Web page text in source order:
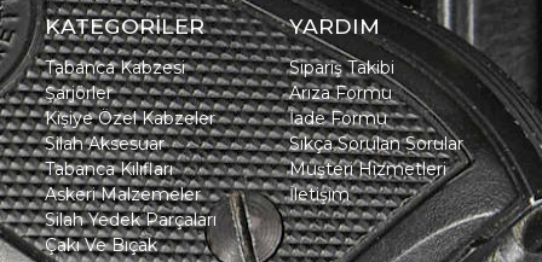
KATEGORİLER
Tabanca Kabzesi
Şarjörler
Kişiye Özel Kabzeler
Silah Aksesuar
Tabanca Kılıfları
Askeri Malzemeler
Silah Yedek Parçaları
Çakı Ve Bıçak
YARDIM
Sipariş Takibi
Arıza Formu
İade Formu
Sıkça Sorulan Sorular
Müşteri Hizmetleri
İletişim